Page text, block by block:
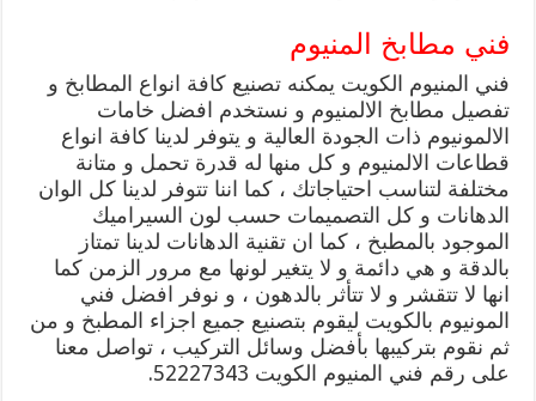
فني مطابخ المنيوم
فني المنيوم الكويت يمكنه تصنيع كافة انواع المطابخ و
تفصيل مطابخ الالمنيوم و نستخدم افضل خامات
الالمونيوم ذات الجودة العالية و يتوفر لدينا كافة انواع
قطاعات الالمنيوم و كل منها له قدرة تحمل و متانة
مختلفة لتناسب احتياجاتك ، كما اننا تتوفر لدينا كل الوان
الدهانات و كل التصميمات حسب لون السيراميك
الموجود بالمطبخ ، كما ان تقنية الدهانات لدينا تمتاز
بالدقة و هي دائمة و لا يتغير لونها مع مرور الزمن كما
انها لا تتقشر و لا تتأثر بالدهون ، و نوفر افضل فني
المونيوم بالكويت ليقوم بتصنيع جميع اجزاء المطبخ و من
ثم نقوم بتركيبها بأفضل وسائل التركيب ، تواصل معنا
على رقم فني المنيوم الكويت 52227343.